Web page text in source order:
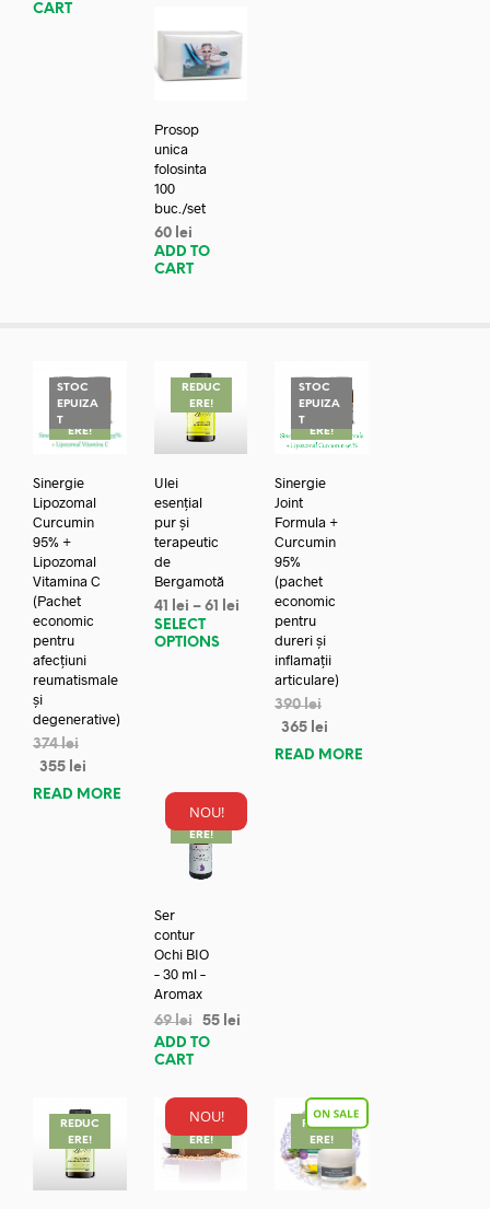
CART
Prosop
unica
folosinta
100
buc./set
60 lei
ADD TO
CART
STOC
EPUIZA
TREDUC
ERE!
Sinergie
Lipozomal
Curcumin
95% +
Lipozomal
Vitamina C
(Pachet
economic
pentru
afecțiuni
reumatismale
și
degenerative)
374lei
355 lei
READ MORE
REDUC
ERE!
Ulei
esențial
pur și
terapeutic
de
Bergamotă
41 lei – 61
lei
SELECT
OPTIONS
STOC
EPUIZA
TREDUC
ERE!
Sinergie
Joint
Formula +
Curcumin
95%
(pachet
economic
pentru
dureri și
inflamații
articulare)
390lei
365 lei
READ MORE
NOU!
REDUC
ERE!
Ser
contur
Ochi BIO
– 30 ml –
Aromax
69lei 55 lei
ADD TO
CART
REDUC
ERE!
NOU!
REDUC
ERE!
REDUC
ERE!